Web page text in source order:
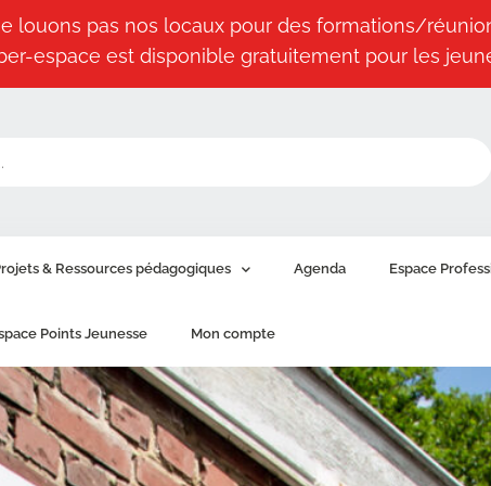
louons pas nos locaux pour des formations/
espace est disponible gratuitement pour les
& Ressources pédagogiques Agenda Espace
Points Jeunesse Mon compte